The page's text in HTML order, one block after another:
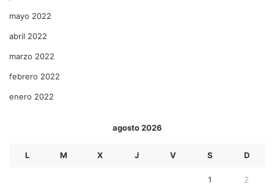
mayo 2022
abril 2022
marzo 2022
febrero 2022
enero 2022
agosto 2026
L M X J V S D
1 2